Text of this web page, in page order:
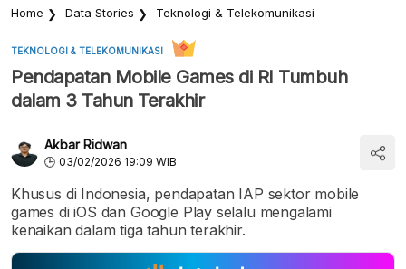
Home Data Stories Teknologi & Telekomunikasi
TEKNOLOGI & TELEKOMUNIKASI
Pendapatan Mobile Games di RI Tumbuh
dalam 3 Tahun Terakhir
Akbar Ridwan
03/02/2026 19:09 WIB
Khusus di Indonesia, pendapatan IAP sektor mobile
games di iOS dan Google Play selalu mengalami
kenaikan dalam tiga tahun terakhir.